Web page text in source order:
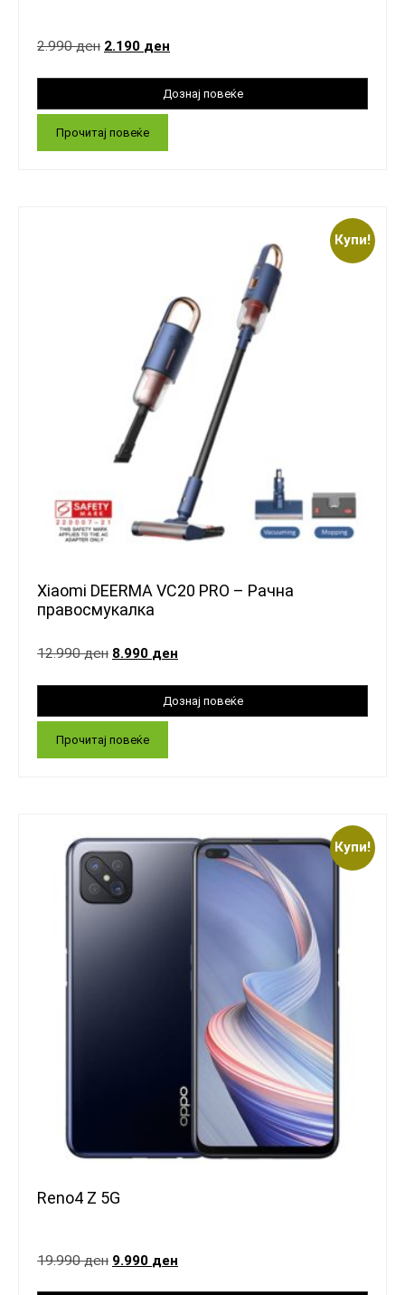
2.990ден 2.190 ден
Прочитај повеќе
Купи!
Xiaomi DEERMA VC20 PRO – Рачна
правосмукалка
12.990ден 8.990 ден
Прочитај повеќе
Купи!
Reno4 Z 5G
19.990ден 9.990 ден